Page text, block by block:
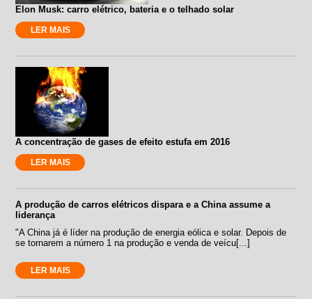
Elon Musk: carro elétrico, bateria e o telhado solar
LER MAIS
A concentração de gases de efeito estufa em 2016
LER MAIS
A produção de carros elétricos dispara e a China assume a
liderança
"A China já é líder na produção de energia eólica e solar. Depois de
se tornarem a número 1 na produção e venda de veícu[...]
LER MAIS